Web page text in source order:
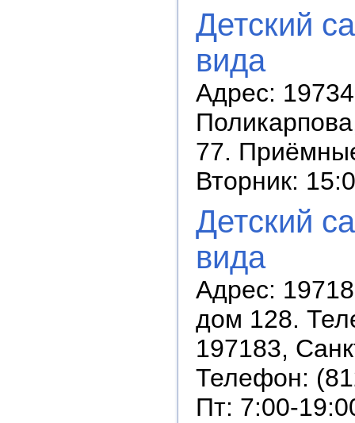
Детский
вида
Адрес:
77.
Вторник:
Детский
вида
Адрес:
дом 128.
197183,
Телефон:
Пт: 7:00-